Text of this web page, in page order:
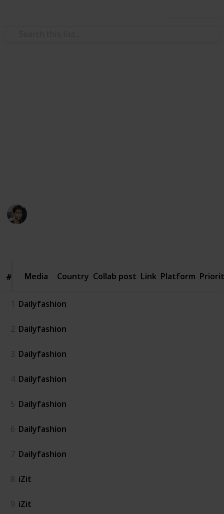
# Media
# Media Country Collab post Link Platform
1 Dailyfashion
2 Dailyfashion
3 Dailyfashion
4 Dailyfashion
5 Dailyfashion
6 Dailyfashion
7 Dailyfashion
8 iZit
9 iZit